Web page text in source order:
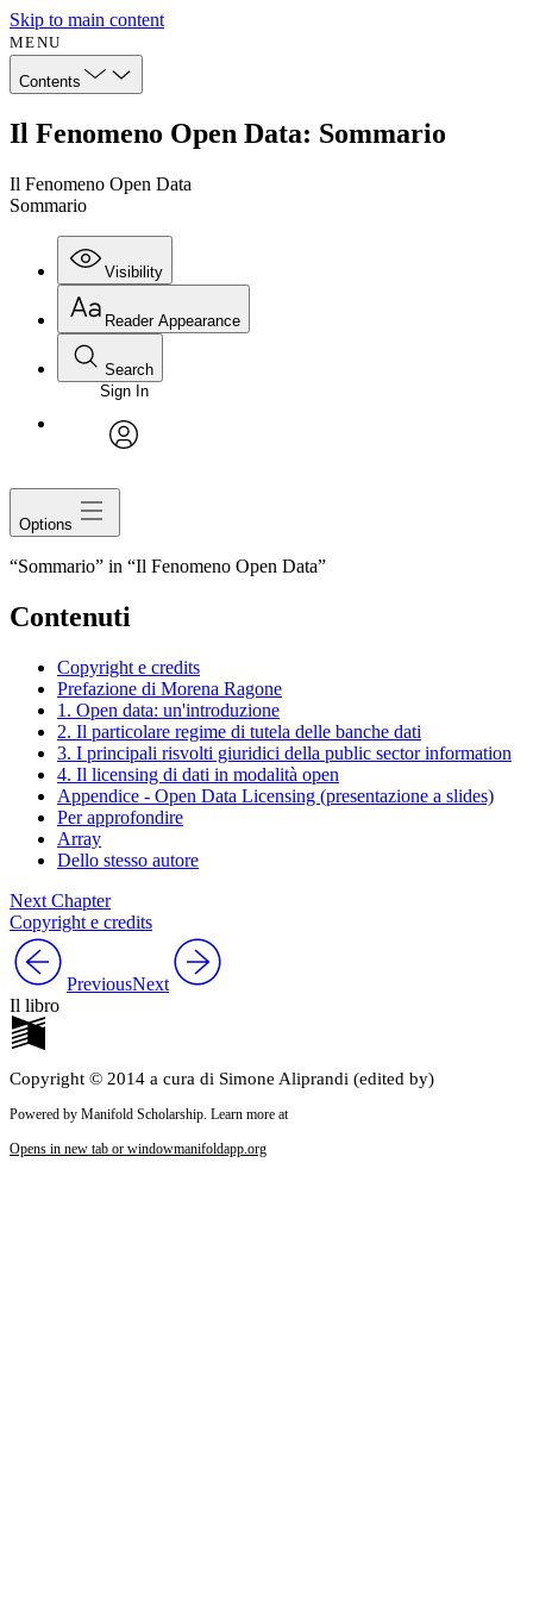
Skip to main content
MENU
Contents
Il Fenomeno Open Data: Sommario
Il Fenomeno Open Data
Sommario
Visibility
Reader Appearance
Search
Sign In
Options
“Sommario” in “Il Fenomeno Open Data”
Contenuti
Copyright e credits
Prefazione di Morena Ragone
1. Open data: un'introduzione
2. Il particolare regime di tutela delle banche dati
3. I principali risvolti giuridici della public sector information
4. Il licensing di dati in modalità open
Appendice - Open Data Licensing (presentazione a slides)
Per approfondire
Array
Dello stesso autore
Next Chapter
Copyright e credits
PreviousNext
Il libro
Copyright © 2014 a cura di Simone Aliprandi (edited by)
Powered by Manifold Scholarship. Learn more at
Opens in new tab or windowmanifoldapp.org